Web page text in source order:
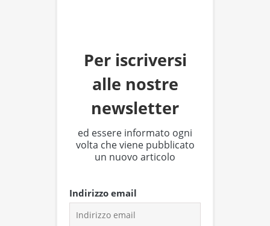
Per iscriversi
alle nostre
newsletter
ed essere informato ogni
volta che viene pubblicato
un nuovo articolo
Indirizzo email